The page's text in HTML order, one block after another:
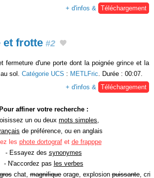
+ d'infos & Téléchargement
et frotte #2
fermeture d'une porte dont la poignée grince et la
sol. Catégorie UCS : METLFric. Durée : 00:07.
+ d'infos & Téléchargement
Pour affiner votre recherche :
un ou deux mots simples,
de préférence, ou en anglais
les phote dortografet de frapppe
- Essayez des synonymes
- N'accordez pas les verbes
chat,magnifiqueorage, explosionpuissante, cri